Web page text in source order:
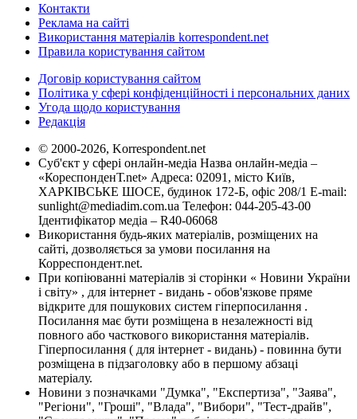
Контакти
Реклама на сайті
Використання матеріалів korrespondent.net
Правила користування сайтом
Договір користування сайтом
Політика у сфері конфіденційності і персональних даних
Угода щодо користування
Редакція
© 2000-2026, Korrespondent.net
Суб'єкт у сфері онлайн-медіа Назва онлайн-медіа –
«КореспонденТ.net» Адреса: 02091, місто Київ,
ХАРКІВСЬКЕ ШОСЕ, будинок 172-Б, офіс 208/1 E-mail:
sunlight@mediadim.com.ua Телефон: 044-205-43-00
Ідентифікатор медіа – R40-06068
Використання будь-яких матеріалів, розміщених на
сайті, дозволяється за умови посилання на
Корреспондент.net.
При копіюванні матеріалів зі сторінки « Новини України
і світу» , для інтернет - видань - обов'язкове пряме
відкрите для пошукових систем гіперпосилання .
Посилання має бути розміщена в незалежності від
повного або часткового використання матеріалів.
Гіперпосилання ( для інтернет - видань) - повинна бути
розміщена в підзаголовку або в першому абзаці
матеріалу.
Новини з позначками "Думка", "Експертиза", "Заява",
"Регіони", "Гроші", "Влада", "Вибори", "Тест-драйв",